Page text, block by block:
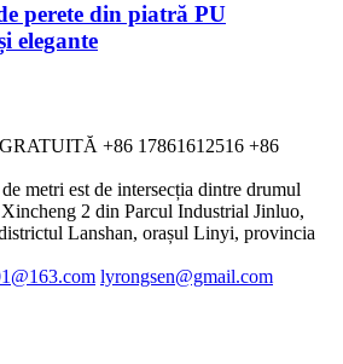
perete din piatră PU
elegante
+86 17861612516 +86
metri est de intersecția dintre drumul
2 din Parcul Industrial Jinluo,
Lanshan, orașul Linyi, provincia
lyrongsen@gmail.com